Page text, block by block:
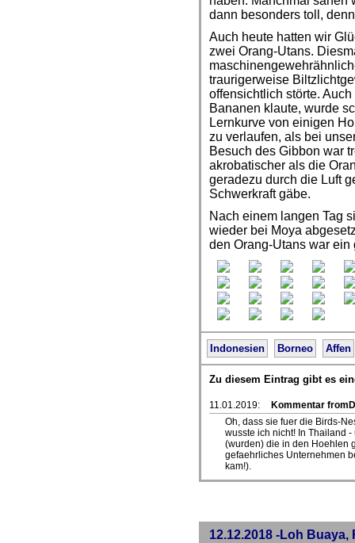
dann besonders toll,
Auch heute hatten wir
zwei Orang-Utans.
traurigerweise
offensichtlich störte.
Bananen klaute, wurde
Lernkurve von einigen
zu verlaufen, als bei
Besuch des Gibbon war
akrobatischer als die
geradezu durch die Luft
Schwerkraft gäbe.
Nach einem langen Tag
wieder bei Moya
den Orang-Utans war
Indonesien Borneo Affen
Zu diesem Eintrag gibt es
11.01.2019:
Kommentar
Oh, dass sie fuer die Birds-
wusste ich nicht! In Thailand
(wurden) die in den Hoehlen
gefaehrliches Unternehmen
kam!).
12.12.2018 -Loh